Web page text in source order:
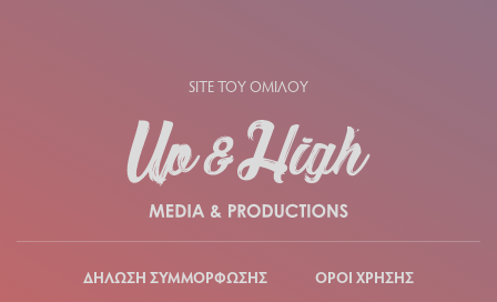
SITE ΤΟΥ ΟΜΙΛΟΥ
ΔΗΛΩΣΗ ΣΥΜΜΟΡΦΩΣΗΣ
ΟΡΟΙ ΧΡΗΣΗΣ